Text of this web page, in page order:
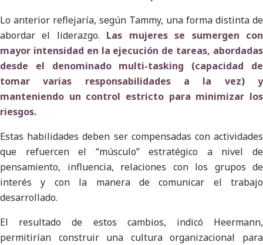
Lo anterior reflejaría, según Tammy, una forma distinta de
abordar el liderazgo. Las mujeres se sumergen con
mayor intensidad en la ejecución de tareas, abordadas
desde el denominado multi-tasking (capacidad de
tomar varias responsabilidades a la vez) y
manteniendo un control estricto para minimizar los
riesgos.
Estas habilidades deben ser compensadas con actividades
que refuercen el “músculo” estratégico a nivel de
pensamiento, influencia, relaciones con los grupos de
interés y con la manera de comunicar el trabajo
desarrollado.
El resultado de estos cambios, indicó Heermann,
permitirían construir una cultura organizacional para